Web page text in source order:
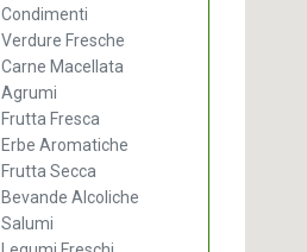
Condimenti
Verdure Fresche
Carne Macellata
Agrumi
Frutta Fresca
Erbe Aromatiche
Frutta Secca
Bevande Alcoliche
Salumi